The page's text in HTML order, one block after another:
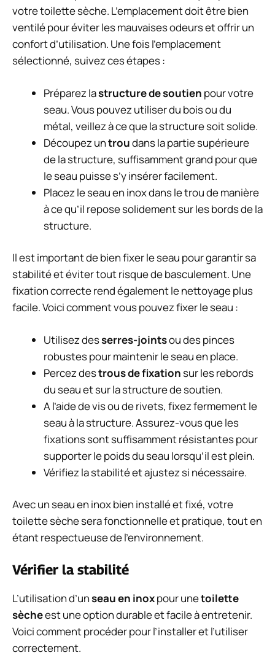
votre toilette sèche. L’emplacement doit être bien
ventilé pour éviter les mauvaises odeurs et offrir un
confort d’utilisation. Une fois l’emplacement
sélectionné, suivez ces étapes :
Préparez lastructure de soutien pour votre
seau. Vous pouvez utiliser du bois ou du
métal, veillez à ce que la structure soit solide.
Découpez untroudans la partie supérieure
de la structure, suffisamment grand pour que
le seau puisse s’y insérer facilement.
Placez le seau en inox dans le trou de manière
à ce qu’il repose solidement sur les bords de la
structure.
Il est important de bien fixer le seau pour garantir sa
stabilité et éviter tout risque de basculement. Une
fixation correcte rend également le nettoyage plus
facile. Voici comment vous pouvez fixer le seau :
Utilisez desserres-jointsou des pinces
robustes pour maintenir le seau en place.
Percez destrous de fixationsur les rebords
du seau et sur la structure de soutien.
A l’aide de vis ou de rivets, fixez fermement le
seau à la structure. Assurez-vous que les
fixations sont suffisamment résistantes pour
supporter le poids du seau lorsqu’il est plein.
Vérifiez la stabilité et ajustez si nécessaire.
Avec un seau en inox bien installé et fixé, votre
toilette sèche sera fonctionnelle et pratique, tout en
étant respectueuse de l’environnement.
Vérifier la stabilité
L’utilisation d’unseau en inoxpour unetoilette
sècheest une option durable et facile à entretenir.
Voici comment procéder pour l’installer et l’utiliser
correctement.